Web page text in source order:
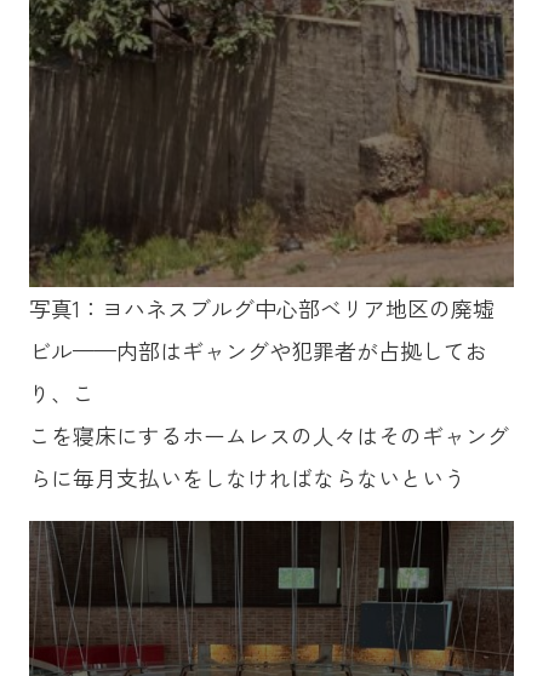
写真1：ヨハネスブルグ中心部ベリア地区の廃墟
ビル——内部はギャングや犯罪者が占拠してお
り、こ
こを寝床にするホームレスの人々はそのギャング
らに毎月支払いをしなければならないという